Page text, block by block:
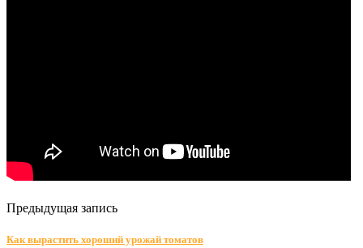
Предыдущая запись
Как вырастить хороший урожай томатов